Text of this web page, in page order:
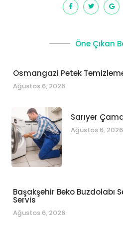
Öne Çıkan
Osmangazi Petek
Ağustos 6, 2026
Sarıyer
Ağustos 6, 2026
Başakşehir Beko Buzdolabı
Servis
Ağustos 6, 2026